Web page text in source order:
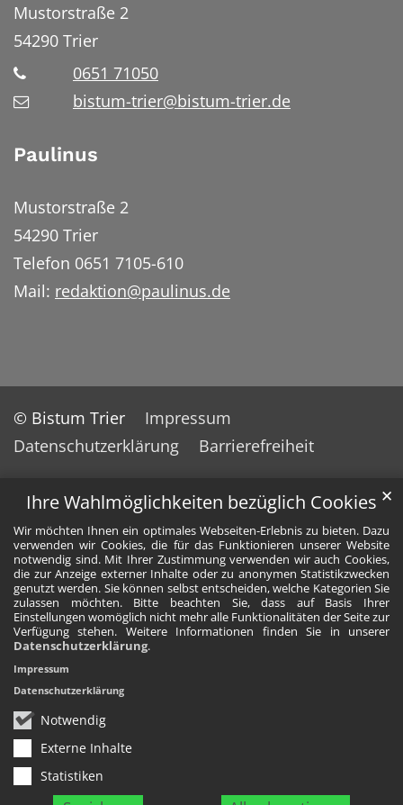
Ihre Wahlmöglichkeiten bezüglich Cookies
Wir möchten Ihnen ein optimales Webseiten-Erlebnis zu bieten. Dazu
verwenden wir Cookies, die für das Funktionieren unserer Website
notwendig sind. Mit Ihrer Zustimmung verwenden wir auch Cookies,
die zur Anzeige externer Inhalte oder zu anonymen Statistikzwecken
genutzt werden. Sie können selbst entscheiden, welche Kategorien Sie
zulassen möchten. Bitte beachten Sie, dass auf Basis Ihrer
Einstellungen womöglich nicht mehr alle Funktionalitäten der Seite zur
Verfügung stehen. Weitere Informationen finden Sie in unserer
Datenschutzerklärung.
Notwendig
Externe Inhalte
Statistiken
✕
Impressum
Datenschutzerklärung
Mustorstraße 2
54290 Trier
0651 71050
bistum-trier@bistum-trier.de
Paulinus
Mustorstraße 2
54290 Trier
Telefon 0651 7105-610
Mail: redaktion@paulinus.de
© Bistum Trier
Impressum
Datenschutzerklärung
Barrierefreiheit